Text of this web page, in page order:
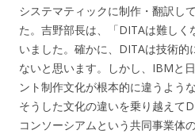
システマティックに制作・翻訳し
た。吉野部長は、「DITAは難しく
いました。確かに、DITAは技術的
ないと思います。しかし、IBMと
ント制作文化が根本的に違うような
そうした文化の違いを乗り越えて
コンソーシアムという共同事業体